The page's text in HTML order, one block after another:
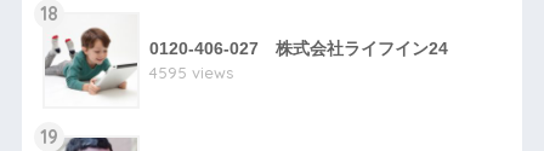
18
0120-406-027 株式会社ライフイン24
4595 views
19